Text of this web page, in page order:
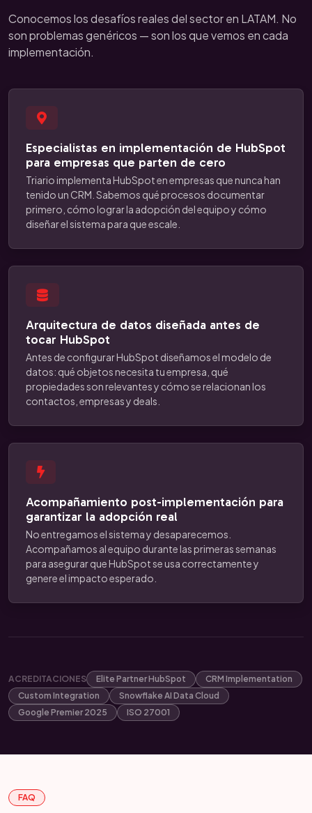
Conocemos los desafíos reales del sector en LATAM. No
son problemas genéricos — son los que vemos en cada
implementación.
Especialistas en implementación de HubSpot
para empresas que parten de cero
Triario implementa HubSpot en empresas que nunca han
tenido un CRM. Sabemos qué procesos documentar
primero, cómo lograr la adopción del equipo y cómo
diseñar el sistema para que escale.
Arquitectura de datos diseñada antes de
tocar HubSpot
Antes de configurar HubSpot diseñamos el modelo de
datos: qué objetos necesita tu empresa, qué
propiedades son relevantes y cómo se relacionan los
contactos, empresas y deals.
Acompañamiento post-implementación para
garantizar la adopción real
No entregamos el sistema y desaparecemos.
Acompañamos al equipo durante las primeras semanas
para asegurar que HubSpot se usa correctamente y
genere el impacto esperado.
ACREDITACIONES Elite Partner HubSpot
CRM Implementation
Custom Integration
Snowflake AI Data Cloud
Google Premier 2025
ISO 27001
FAQ